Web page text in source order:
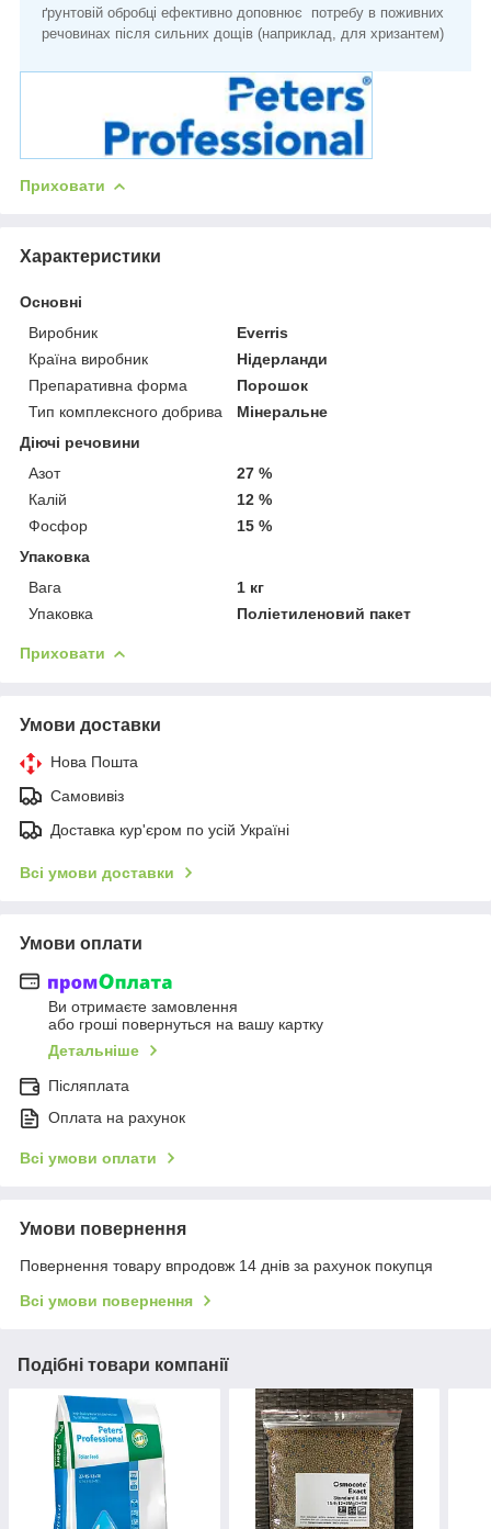
ґрунтовій обробці ефективно доповнює потребу в поживних
речовинах після сильних дощів (наприклад, для хризантем)
Приховати
Характеристики
Основні
Виробник
Everris
Країна виробник
Нідерланди
Препаративна форма
Порошок
Тип комплексного добрива
Мінеральне
Діючі речовини
Азот
27 %
Калій
12 %
Фосфор
15 %
Упаковка
Вага
1 кг
Упаковка
Поліетиленовий пакет
Приховати
Умови доставки
Нова Пошта
Самовивіз
Доставка кур'єром по усій Україні
Всі умови доставки
Умови оплати
Ви отримаєте замовлення
або гроші повернуться на вашу картку
Детальніше
Післяплата
Оплата на рахунок
Всі умови оплати
Умови повернення
Повернення товару впродовж 14 днів за рахунок покупця
Всі умови повернення
Подібні товари компанії